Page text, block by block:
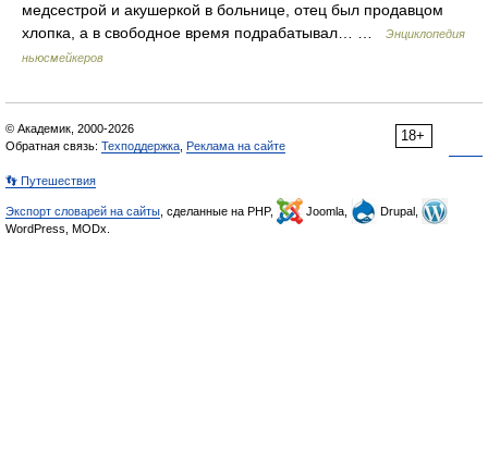
медсестрой и акушеркой в больнице, отец был продавцом
хлопка, а в свободное время подрабатывал… …
Энциклопедия
ньюсмейкеров
18+
© Академик, 2000-2026
Обратная связь: Техподдержка Реклама на сайте
👣 Путешествия
Экспорт словарей на сайты , сделанные на PHP, Joomla,
Drupal,
WordPress, MODx.